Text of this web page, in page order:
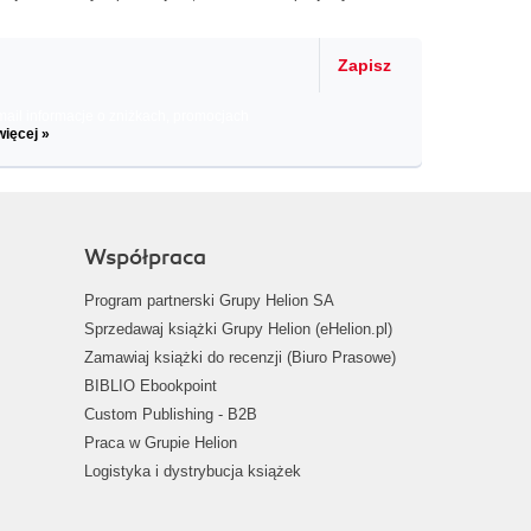
Zapisz
»
Współpraca
Program partnerski Grupy Helion SA
Sprzedawaj książki Grupy Helion (eHelion.pl)
Zamawiaj książki do recenzji (Biuro Prasowe)
BIBLIO Ebookpoint
Custom Publishing - B2B
Praca w Grupie Helion
Logistyka i dystrybucja książek